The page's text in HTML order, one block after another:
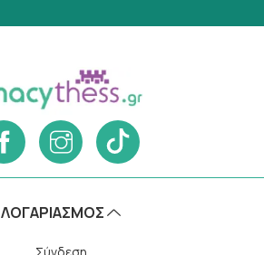
ΛΟΓΑΡΙΑΣΜΌΣ
Σύνδεση